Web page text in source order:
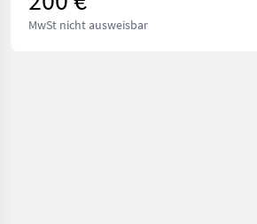
MwSt nicht ausweisbar